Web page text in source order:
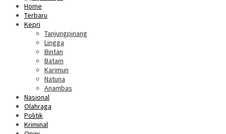
Home
Terbaru
Kepri
Tanjungpinang
Lingga
Bintan
Batam
Karimun
Natuna
Anambas
Nasional
Olahraga
Politik
Kriminal